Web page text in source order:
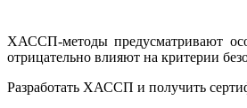
ХАССП-методы предусматривают
отрицательно влияют на критерии
Разработать ХАССП и получить